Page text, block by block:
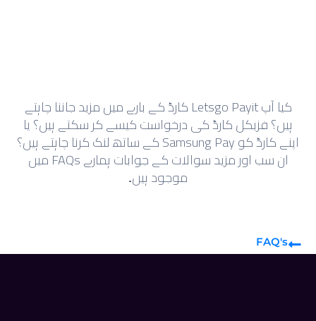
کیا آپ Letsgo Payit کارڈ کے بارے میں مزید جاننا چاہتے
ہیں؟ فزیکل کارڈ کی درخواست کیسے کر سکتے ہیں؟ یا
اپنے کارڈ کو Samsung Pay کے ساتھ لنک کرنا چاہتے ہیں؟
ان سب اور مزید سوالات کے جوابات ہمارے FAQs میں
موجود ہیں۔
FAQ's